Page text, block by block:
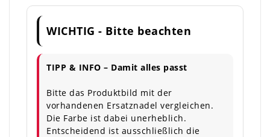
WICHTIG - Bitte beachten
TIPP & INFO – Damit alles passt
Bitte das Produktbild mit der
vorhandenen Ersatznadel vergleichen.
Die Farbe ist dabei unerheblich.
Entscheidend ist ausschließlich die